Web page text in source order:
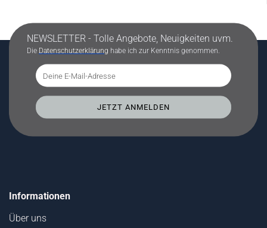
NEWSLETTER - Tolle Angebote, Neuigkeiten uvm.
Die Datenschutzerklärung habe ich zur Kenntnis genommen.
Informationen
Über uns